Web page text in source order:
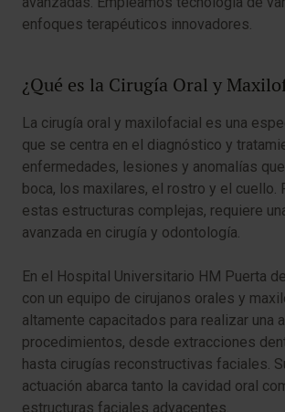
enfoques terapéuticos innovadores.
¿Qué es la Cirugía Oral y
La cirugía oral y maxilofacial es una
que se centra en el diagnóstico y
enfermedades, lesiones y anomalías
boca, los maxilares, el rostro y el cuello.
estas estructuras complejas, requiere
avanzada en cirugía y odontología.
En el Hospital Universitario HM Puerta
con un equipo de cirujanos orales y
altamente capacitados para realizar una
procedimientos, desde extracciones
hasta cirugías reconstructivas faciales.
actuación abarca tanto la cavidad oral
estructuras faciales adyacentes.